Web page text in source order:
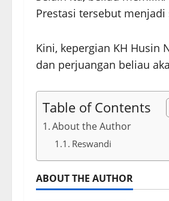
Prestasi tersebut
Kini, kepergian KH Husin
dan perjuangan beliau
Table of Contents
About the Author
Reswandi
ABOUT THE AUTHOR